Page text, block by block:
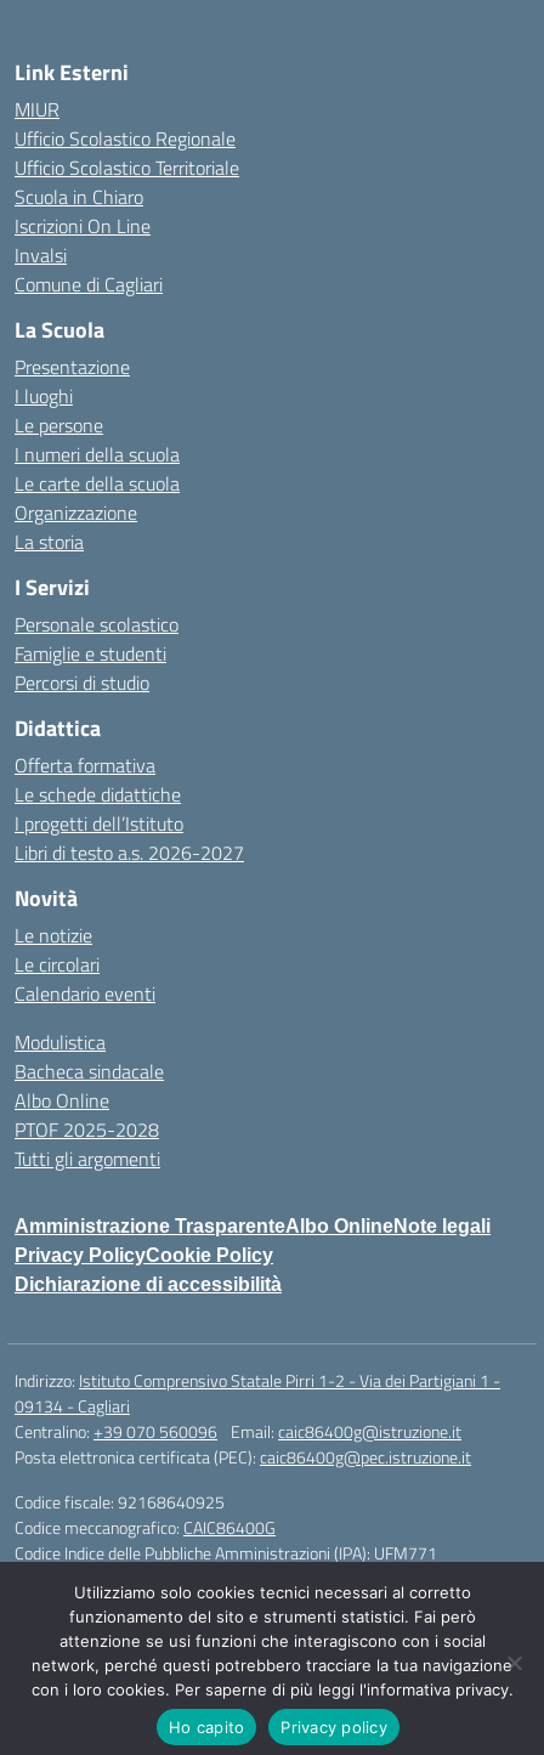
Link Esterni
MIUR
Ufficio Scolastico Regionale
Ufficio Scolastico Territoriale
Scuola in Chiaro
Iscrizioni On Line
Invalsi
Comune di Cagliari
La Scuola
Presentazione
I luoghi
Le persone
I numeri della scuola
Le carte della scuola
Organizzazione
La storia
I Servizi
Personale scolastico
Famiglie e studenti
Percorsi di studio
Didattica
Offerta formativa
Le schede didattiche
I progetti dell’Istituto
Libri di testo a.s. 2026-2027
Novità
Le notizie
Le circolari
Calendario eventi
Modulistica
Bacheca sindacale
Albo Online
PTOF 2025-2028
Tutti gli argomenti
Amministrazione TrasparenteAlbo OnlineNote legali
Privacy PolicyCookie Policy
Dichiarazione di accessibilità
Indirizzo: Istituto Comprensivo Statale Pirri 1-2 - Via dei Partigiani 1 -
09134 - Cagliari
Centralino:+39 070 560096 Email:caic86400g@istruzione.it
Posta elettronica certificata (PEC):caic86400g@pec.istruzione.it
Codice fiscale: 92168640925
Codice meccanografico: CAIC86400G
Codice Indice delle Pubbliche Amministrazioni (IPA): UFM771
IBAN - IT 46 W 0101504808000070626497
Idea e progetto di Designers Italia
Utilizziamo solo cookies tecnici necessari al corretto
funzionamento del sito e strumenti statistici. Fai però
attenzione se usi funzioni che interagiscono con i social
network, perché questi potrebbero tracciare la tua navigazione
con i loro cookies. Per saperne di più leggi l'informativa privacy.
Ho capito
Privacy policy